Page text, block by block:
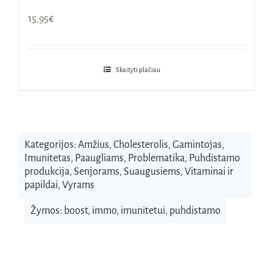
15,95€
Skaityti plačiau
Kategorijos: Amžius, Cholesterolis, Gamintojas,
Imunitetas, Paaugliams, Problematika, Puhdistamo
produkcija, Senjorams, Suaugusiems, Vitaminai ir
papildai, Vyrams
Žymos: boost, immo, imunitetui, puhdistamo